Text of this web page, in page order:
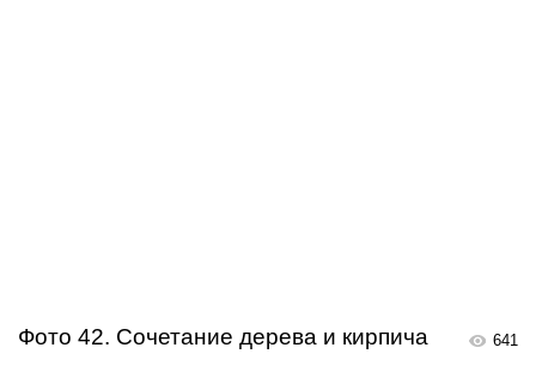
641
Фото 42. Сочетание дерева и кирпича